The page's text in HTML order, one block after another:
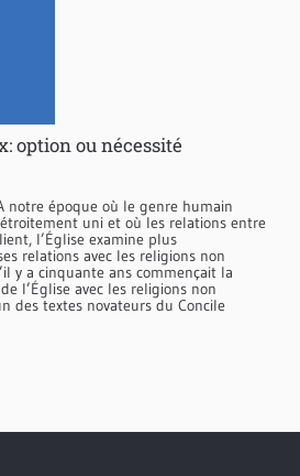
option ou nécessité
notre époque où le genre humain
uni et où les relations entre
l’Église examine plus
relations avec les religions non
y a cinquante ans commençait la
l’Église avec les religions non
des textes novateurs du Concile